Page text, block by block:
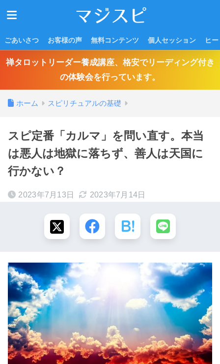
ごあいさつ お客様の声 無料コンテンツ 個人セッション ヒ
禅タロットリーダー養成講座、格安でリーディング付き
の体験会を行っています。
ホーム スピリチュアルの基礎
スピ定番「カルマ」を問い直す。本当
は悪人は地獄に落ちず、善人は天国に
行かない？
2023年7月13日 2023年7月14日